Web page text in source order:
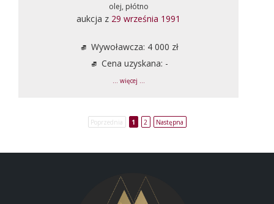
olej, płótno
aukcja z 29 września 1991
Wywoławcza: 4 000 zł
Cena uzyskana: -
... więcej ...
Poprzednia 1 2 Następna